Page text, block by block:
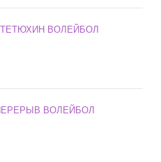
ВОЛЕЙБОЛ
ВОЛЕЙБОЛ